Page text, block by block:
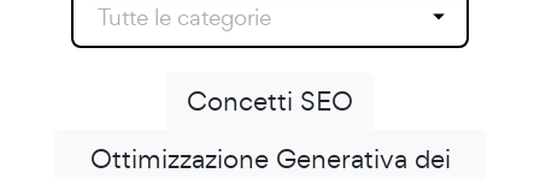
Tutte le categorie
Concetti SEO
Ottimizzazione Generativa dei